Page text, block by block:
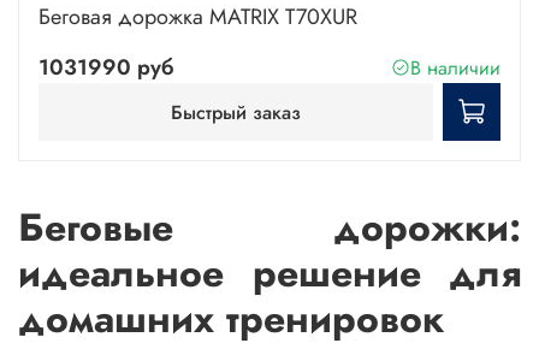
Беговая дорожка MATRIX T70XUR
1031990 руб
В наличии
Быстрый заказ
Беговые дорожки:
идеальное решение для
домашних тренировок